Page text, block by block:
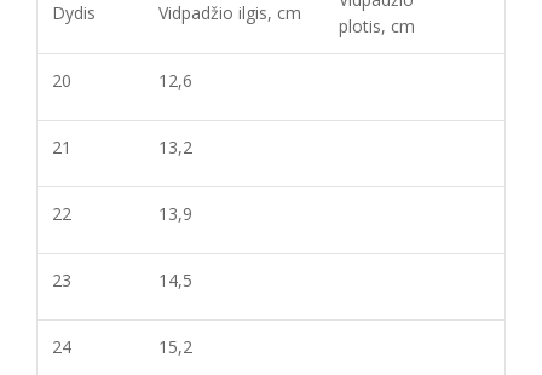
Dydis Vidpadžio ilgis, cm
plotis, cm
20 12,6
21 13,2
22 13,9
23 14,5
24 15,2